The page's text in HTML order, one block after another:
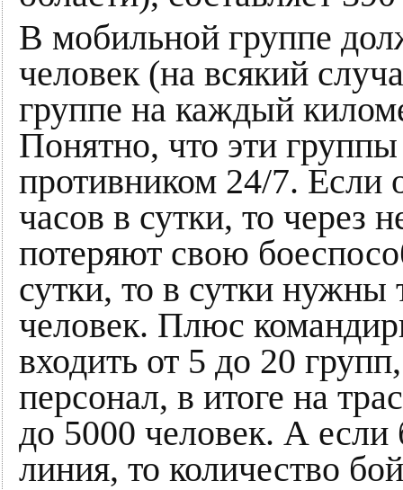
В мобильной группе
человек (на всякий
группе на каждый
Понятно, что эти
противником 24/7. Если
часов в сутки, то через
потеряют свою
сутки, то в сутки нужны
человек. Плюс
входить от 5 до 20
персонал, в итоге на
до 5000 человек. А если
линия, то количество